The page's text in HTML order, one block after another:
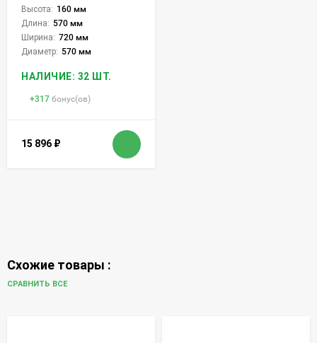
Высота: 160 мм
Длина: 570 мм
Ширина: 720 мм
Диаметр: 570 мм
НАЛИЧИЕ: 32 ШТ.
+317 бонус(ов)
15 896 ₽
Схожие товары :
СРАВНИТЬ ВСЕ